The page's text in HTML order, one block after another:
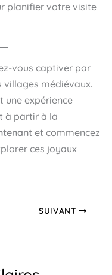
planifier votre visite
vous captiver par
villages médiévaux.
une expérience
à partir à la
et commencez
ces joyaux
SUIVANT